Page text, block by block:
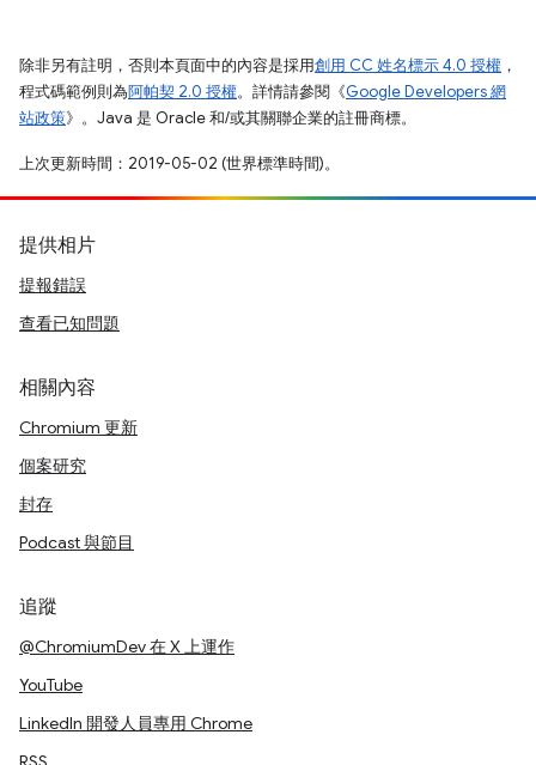
除非另有註明，否則本頁面中的內容是採用創用 CC 姓名標示 4.0 授權 ，
程式碼範例則為阿帕契 2.0 授權。詳情請參閱《Google Developers 網
站政策》。Java 是 Oracle 和/或其關聯企業的註冊商標。
上次更新時間：2019-05-02 (世界標準時間)。
提供相片
提報錯誤
查看已知問題
相關內容
Chromium 更新
個案研究
封存
Podcast 與節目
追蹤
@ChromiumDev 在 X 上運作
YouTube
LinkedIn 開發人員專用 Chrome